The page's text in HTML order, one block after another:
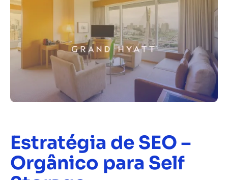
Estratégia de SEO –
Orgânico para Self